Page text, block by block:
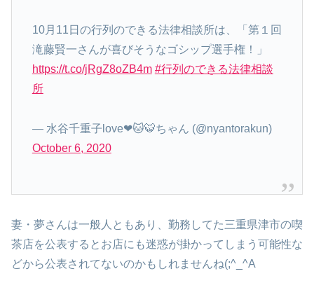
10月11日の行列のできる法律相談所は、「第１回
滝藤賢一さんが喜びそうなゴシップ選手権！」
https://t.co/jRgZ8oZB4m #行列のできる法律相談
所
— 水谷千重子love❤🐱🐯ちゃん (@nyantorakun)
October 6, 2020
妻・夢さんは一般人ともあり、勤務してた三重県津市の喫
茶店を公表するとお店にも迷惑が掛かってしまう可能性な
どから公表されてないのかもしれませんね(;^_^A